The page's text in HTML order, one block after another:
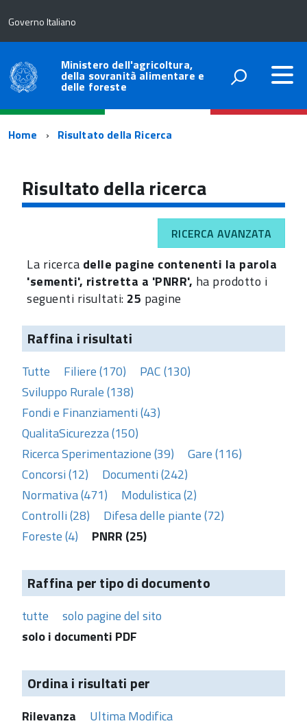
Governo Italiano
Ministero dell'agricoltura,
della sovranità alimentare e
delle foreste
Percorso
navigazione
Home Risultato della Ricerca
Risultato della ricerca
RICERCA AVANZATA
La ricerca delle pagine contenenti la parola
'sementi', ristretta a 'PNRR', ha prodotto i
seguenti risultati: 25 pagine
Raffina i risultati
Tutte Filiere (170)
PAC (130)
Sviluppo Rurale (138)
Fondi e Finanziamenti (43)
QualitaSicurezza (150)
Ricerca Sperimentazione (39)
Gare (116)
Concorsi (12)
Documenti (242)
Normativa (471)
Modulistica (2)
Controlli (28)
Difesa delle piante (72)
Foreste (4)
PNRR (25)
Raffina per tipo di documento
tutte
solo pagine del sito
solo i documenti PDF
Ordina i risultati per
Rilevanza Ultima Modifica